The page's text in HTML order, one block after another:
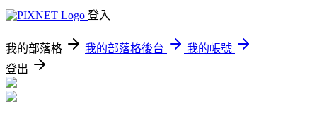
登入
我的部落格 我的部落格後台
我的帳號
登出